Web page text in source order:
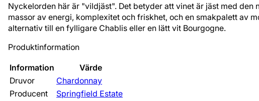
Nyckelorden här är "vildjäst". Det betyder att vinet är jäst med den
massor av energi, komplexitet och friskhet, och en smakpalett av
alternativ till en fylligare Chablis eller en lätt vit Bourgogne.
Produktinformation
Information
Värde
Druvor
Chardonnay
Producent
Springfield Estate